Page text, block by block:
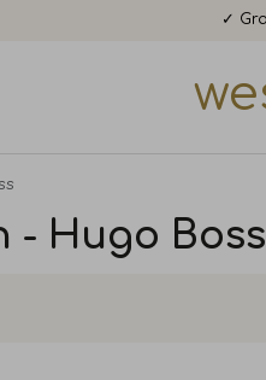
✓
- Hugo Boss